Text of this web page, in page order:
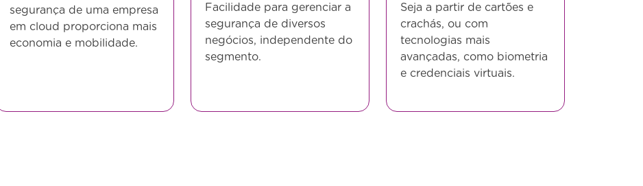
segurança de uma empresa
em cloud proporciona mais
economia e mobilidade.
Facilidade para gerenciar a
segurança de diversos
negócios, independente do
segmento.
Seja a partir de cartões e
crachás, ou com
tecnologias mais
avançadas, como biometria
e credenciais virtuais.